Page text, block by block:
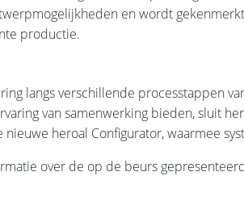
en wordt
productie.
langs verschillende processtappen
van samenwerking bieden, sluit
nieuwe heroal Configurator, waarmee
over de op de beurs